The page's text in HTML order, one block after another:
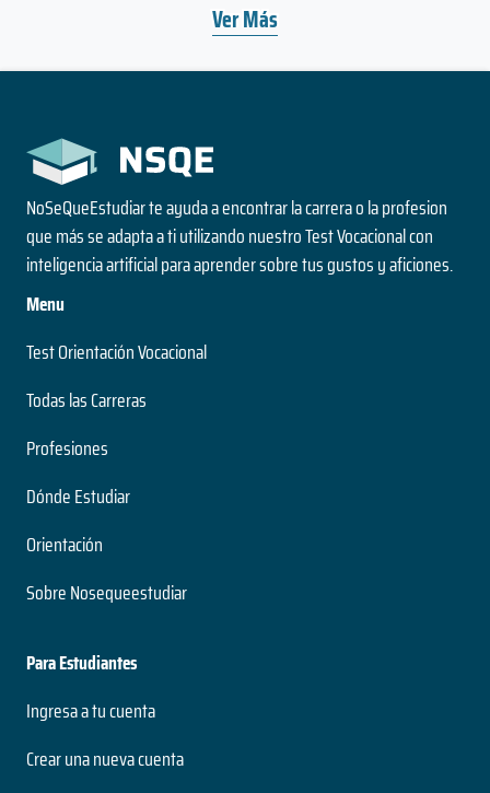
Ver Más
NoSeQueEstudiar te ayuda a encontrar la carrera o la profesion
que más se adapta a ti utilizando nuestro Test Vocacional con
inteligencia artificial para aprender sobre tus gustos y aficiones.
Menu
Test Orientación Vocacional
Todas las Carreras
Profesiones
Dónde Estudiar
Orientación
Sobre Nosequeestudiar
Para Estudiantes
Ingresa a tu cuenta
Crear una nueva cuenta